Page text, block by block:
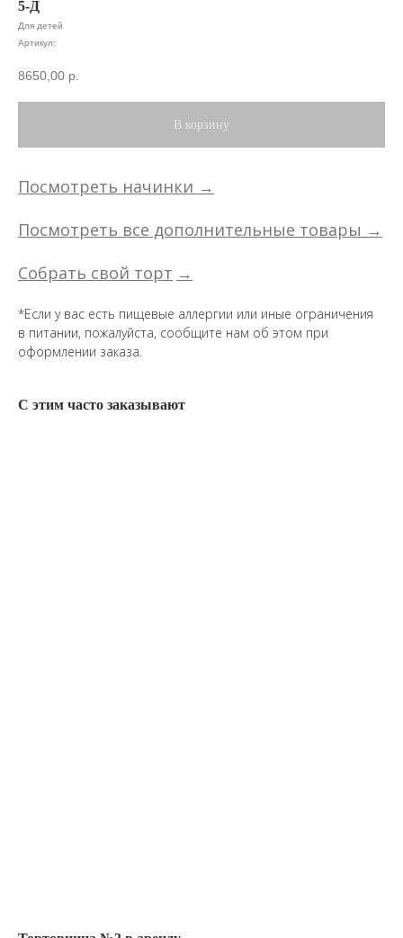
5-Д
Для детей
Артикул:
8650,00 р.
В корзину
Посмотреть начинки →
Посмотреть все дополнительные товары →
Собрать свой торт →
*Если у вас есть пищевые аллергии или иные ограничения
в питании, пожалуйста, сообщите нам об этом при
оформлении заказа.
С этим часто заказывают